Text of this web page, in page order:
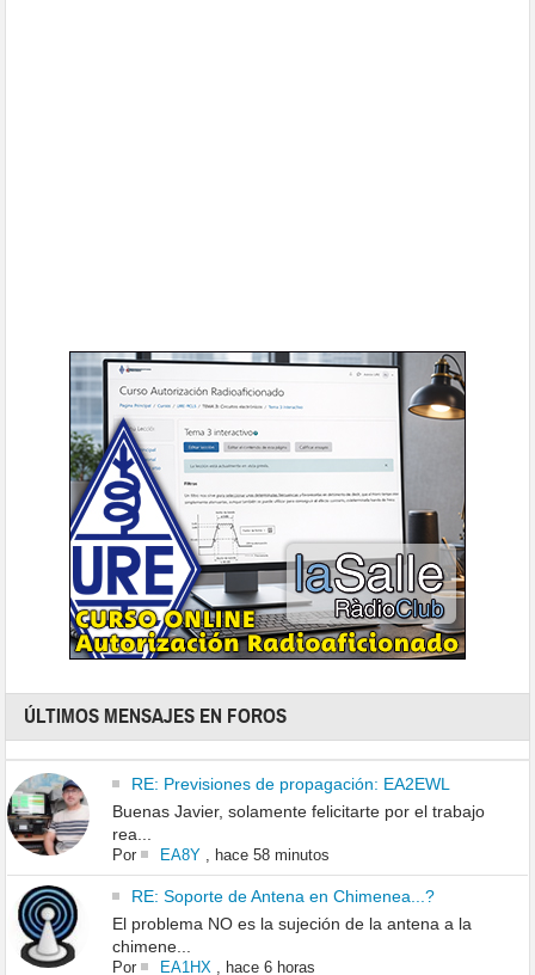
ÚLTIMOS MENSAJES EN FOROS
RE: Previsiones de propagación: EA2EWL
Buenas Javier, solamente felicitarte por el trabajo
rea...
Por EA8Y, hace 58 minutos
RE: Soporte de Antena en Chimenea...?
El problema NO es la sujeción de la antena a la
chimene...
Por EA1HX hace 6 horas